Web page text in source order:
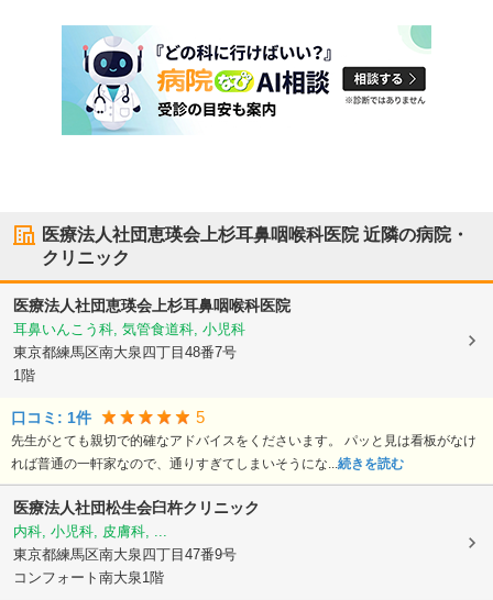
医療法人社団恵瑛会上杉耳鼻咽喉科医院近隣の病院・
クリニック
医療法人社団恵瑛会上杉耳鼻咽喉科医院
耳鼻いんこう科, 気管食道科, 小児科
東京都練馬区南大泉四丁目48番7号
1階
口コミ: 1件 5
先生がとても親切で的確なアドバイスをくださいます。 パッと見は看板がなけ
れば普通の一軒家なので、通りすぎてしまいそうにな...続きを読む
医療法人社団松生会臼杵クリニック
内科, 小児科, 皮膚科, ...
東京都練馬区南大泉四丁目47番9号
コンフォート南大泉1階